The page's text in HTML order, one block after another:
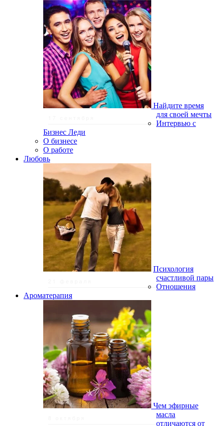
Найдите время
для своей мечты
Интервью с
Бизнес Леди
О бизнесе
О работе
Любовь
Психология
счастливой пары
Отношения
Ароматерапия
Чем эфирные
масла
отличаются от